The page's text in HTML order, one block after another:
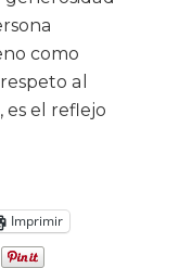
como
al
el reflejo
Imprimir